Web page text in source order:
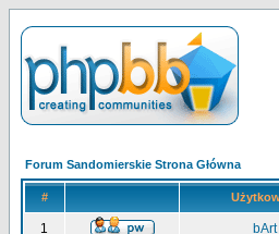
Forum Sandomierskie Strona Główna
#
1 bArt